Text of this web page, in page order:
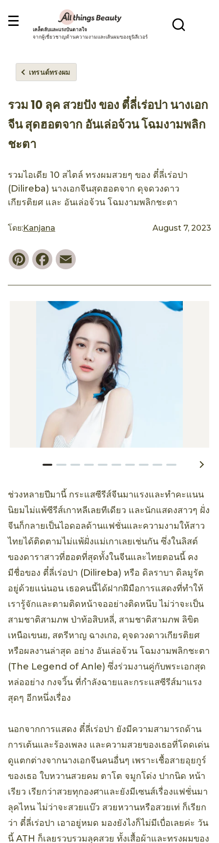
เคล็ดลับและแรงบันดาลใจ
จากผู้เชี่ยวชาญด้านความงามและเส้นผมของยูนิลีเวอร์
เทรนด์ทรงผม
รวม 10 ลุค สวยปัง ของ ตี๋ลี่เร่อปา นางเอก
จีน สุดฮอตจาก อันเล่อจ้วน โฉมงามพลิก
ชะตา
รวมไอเดีย 10 สไตล์ ทรงผมสวยๆ ของ ตี๋ลี่เร่อปา
(Dilireba) นางเอกจีนสุดฮอตจาก ดุจดวงดาว
เกียรติยศ และ อันเล่อจ้วน โฉมงามพลิกชะตา
โดย:Kanjana August 7, 2023
PinterestFacebook
ช่วงหลายปีมานี้ กระแสซีรีส์จีนมาแรงและทำคะแนน
นิยมไม่แพ้ซีรีส์เกาหลีเลยทีเดียว และนักแสดงสาวๆ ฝั่ง
จีนก็กลายเป็นไอดอลด้านแฟชั่นและความงามให้สาว
ไทยได้ติดตามไม่แพ้ฝั่งแม่เกาเลยเช่นกัน ซึ่งในลิสต์
ของดาราสาวที่ฮอตที่สุดทั้งในจีนและไทยตอนนี้ คง
มีชื่อของ ตี๋ลี่เร่อปา (Dilireba) หรือ ดิลราบา ดิลมูรัต
อยู่ด้วยแน่นอน เธอคนนี้ได้ฝากฝีมือการแสดงที่ทำให้
เรารู้จักและตามติดหน้าจออย่างติดหนึบ ไม่ว่าจะเป็น
สามชาติสามภพ ป่าท้อสิบหลี่, สามชาติสามภพ ลิขิต
เหนือเขนย, สตรีหาญ ฉางเกอ, ดุจดวงดาวเกียรติยศ
หรือผลงานล่าสุด อย่าง อันเล่อจ้วน โฉมงามพลิกชะตา
(The Legend of Anle) ซึ่งร่วมงานคู่กับพระเอกสุด
หล่ออย่าง กงจวิ้น ที่กำลังฉายและกระแสซีรีส์มาแรง
สุดๆ อีกหนึ่งเรื่อง
นอกจากการแสดง ตี๋ลี่เร่อปา ยังมีความสามารถด้าน
การเต้นและร้องเพลง และความสวยของเธอที่โดดเด่น
ดูแตกต่างจากนางเอกจีนคนอื่นๆ เพราะเชื้อสายอุยกูร์
ของเธอ ใบหวานสวยคม ตาโต จมูกโด่ง ปากนิด หน้า
เรียว เรียกว่าสวยทุกองศาและยังมีเซนส์เรื่องแฟชั่นมา
ลุคไหน ไม่ว่าจะสวยแบ๊ว สวยหวานหรือสวยเท่ ก็เรียก
ว่า ตี๋ลี่เร่อปา เอาอยู่หมด มองยังไงก็ไม่มีเบื่อเลยค่ะ วัน
นี้ ATH ก็เลยรวบรวมลุคสวย ทั้งเสื้อผ้าและทรงผมของ